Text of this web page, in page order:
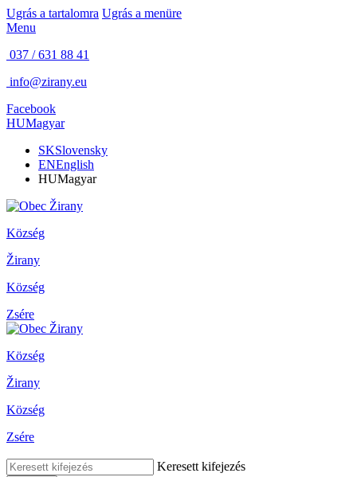
Ugrás a tartalomra Ugrás a menüre
Menu
037 / 631 88 41
info@zirany.eu
Facebook
HUMagyar
SKSlovensky
ENEnglish
HUMagyar
Község
Žirany
Község
Zsére
Község
Žirany
Község
Zsére
Keresett kifejezés